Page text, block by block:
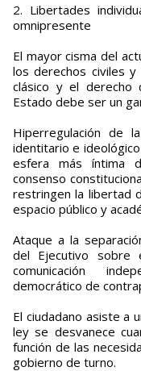
2. Libertades
omnipresente
El mayor cisma del
los derechos civiles y
clásico y el derecho
Estado debe ser un
Hiperregulación de
identitario e
esfera más íntima
consenso
restringen la libertad
espacio público y
Ataque a la
del Ejecutivo sobre
comunicación
democrático de
El ciudadano asiste a
ley se desvanece
función de las
gobierno de turno.